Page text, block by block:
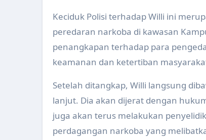
Peningkatan Kapasitas
Jambore Kader
Pendampingan Tim Ahli
Pertemuan Rencana
Workshop Kesehatan
Pertemuan Koordinasi
Keciduk Polisi terhadap Willi ini
peredaran narkoba di kawasan
penangkapan terhadap para
keamanan dan ketertiban
Setelah ditangkap, Willi langsung
lanjut. Dia akan dijerat dengan
juga akan terus melakukan
perdagangan narkoba yang